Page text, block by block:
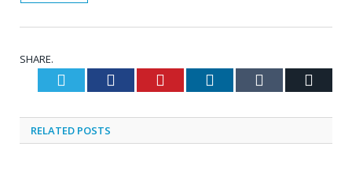
SHARE.
Twitter Facebook Pinterest LinkedIn Tumblr
RELATED POSTS